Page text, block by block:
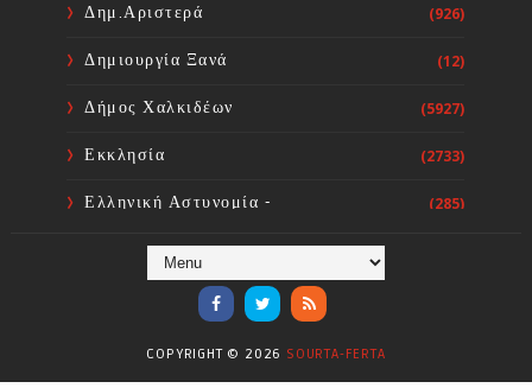
Δημ.Αριστερά (926)
Δημιουργία Ξανά (12)
Δήμος Χαλκιδέων (5927)
Εκκλησία (2733)
Ελληνική Αστυνομία -
(285)
Ενόργανη Γυμναστική
COPYRIGHT © 2026 SOURTA-FERTA